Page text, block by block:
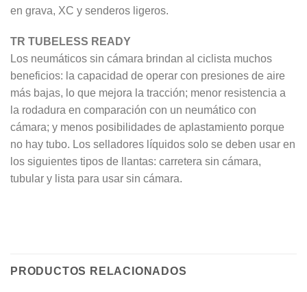
en grava, XC y senderos ligeros.
TR TUBELESS READY
Los neumáticos sin cámara brindan al ciclista muchos
beneficios: la capacidad de operar con presiones de aire
más bajas, lo que mejora la tracción; menor resistencia a
la rodadura en comparación con un neumático con
cámara; y menos posibilidades de aplastamiento porque
no hay tubo. Los selladores líquidos solo se deben usar en
los siguientes tipos de llantas: carretera sin cámara,
tubular y lista para usar sin cámara.
PRODUCTOS RELACIONADOS